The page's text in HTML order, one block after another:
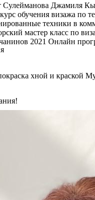
Сулейманова Джамиля
обучения визажа по
техники в
мастер класс по
2021 Онлайн
хной и краской